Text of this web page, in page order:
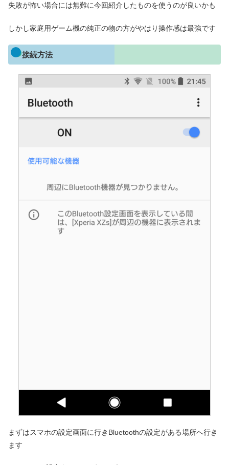
失敗が怖い場合には無難に今回紹介したものを使うのが良いかも
しかし家庭用ゲーム機の純正の物の方がやはり操作感は最強です
接続方法
まずはスマホの設定画面に行きBluetoothの設定がある場所へ行き
ます